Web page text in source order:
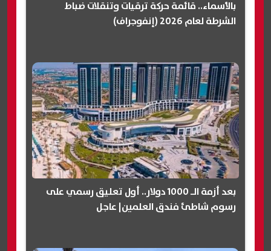
بالأسماء.. قائمة حركة ترقيات وتنقلات ضباط
الشرطة لعام 2026 (إنفوجراف)
بعد أزمة الـ 1000 دولار.. أول تعليق رسمي على
رسوم شاطئ فندق العلمين| عاجل